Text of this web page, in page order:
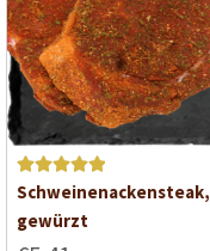
5
Bewertet mit
von 5
Schweinenackensteak,
gewürzt